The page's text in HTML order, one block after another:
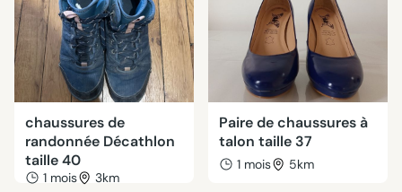
chaussures de
randonnée Décathlon
taille 40
1 mois 3km
Paire de chaussures à
talon taille 37
1 mois 5km